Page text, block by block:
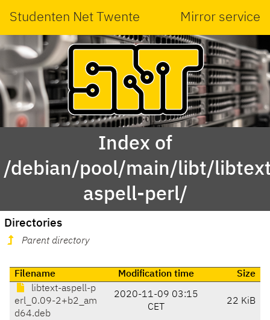
Studenten Net Twente Mirror service
Index of
/debian/pool/main/libt/
aspell-perl/
Directories
Parent directory
Filename Modification time
Size
libtext-aspell-p
erl_0.09-2+b2_am
d64.deb
2020-11-09 03:15
CET
22 KiB